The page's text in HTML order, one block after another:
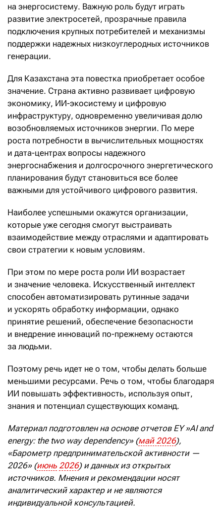
на энергосистему. Важную роль будут играть
развитие электросетей, прозрачные правила
подключения крупных потребителей и механизмы
поддержки надежных низкоуглеродных источников
генерации.
Для Казахстана эта повестка приобретает особое
значение. Страна активно развивает цифровую
экономику, ИИ-экосистему и цифровую
инфраструктуру, одновременно увеличивая долю
возобновляемых источников энергии. По мере
роста потребности в вычислительных мощностях
и дата-центрах вопросы надежного
энергоснабжения и долгосрочного энергетического
планирования будут становиться все более
важными для устойчивого цифрового развития.
Наиболее успешными окажутся организации,
которые уже сегодня смогут выстраивать
взаимодействие между отраслями и адаптировать
свои стратегии к новым условиям.
При этом по мере роста роли ИИ возрастает
и значение человека. Искусственный интеллект
способен автоматизировать рутинные задачи
и ускорять обработку информации, однако
принятие решений, обеспечение безопасности
и внедрение инноваций по-прежнему остаются
за людьми.
Поэтому речь идет не о том, чтобы делать больше
меньшими ресурсами. Речь о том, чтобы благодаря
ИИ повышать эффективность, используя опыт,
знания и потенциал существующих команд.
Материал подготовлен на основе отчетов EY»AI and
energy: the two way dependency» (май 2026),
«Барометр предпринимательской активности —
2026» (июнь 2026) и данных из открытых
источников. Мнения и рекомендации носят
аналитический характер и не являются
индивидуальной консультацией.